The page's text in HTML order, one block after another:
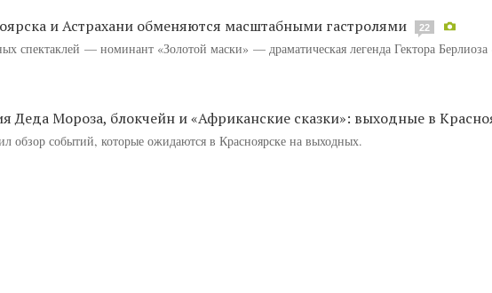
и Астрахани обменяются масштабными гастролями 22
спектаклей — номинант «Золотой маски» — драматическая легенда Гектора
Деда Мороза, блокчейн и «Африканские сказки»: выходные в
обзор событий, которые ожидаются в Красноярске на выходных.